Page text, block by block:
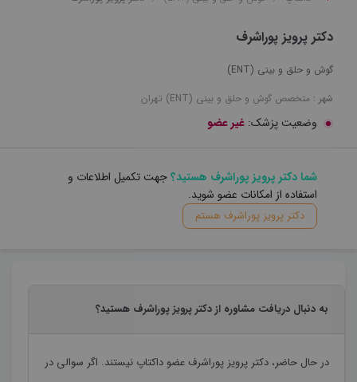
دکتر پرویز پوراشرف
گوش و حلق و بینی (ENT)
شهر : متخصص گوش و حلق و بینی (ENT) تهران
وضعیت پزشک: غیر عضو
شما دکتر پرویز پوراشرف هستید؟جهت تکمیل اطلاعات و
استفاده از امکانات عضو شوید.
دکتر پرویز پوراشرف هستم
به دنبال دریافت مشاوره از دکتر پرویز پوراشرف هستید؟
در حال حاضر،دکتر پرویز پوراشرف عضو داکتاپ نیستند. اگر سوالی در